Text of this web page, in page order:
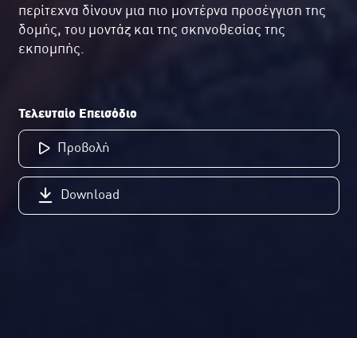
περίτεχνα δίνουν μια πιο μοντέρνα προσέγγιση της
δομής, του μοντάζ και της σκηνοθεσίας της
εκπομπής.
Τελευταίο Επεισόδιο
Προβολή
Download